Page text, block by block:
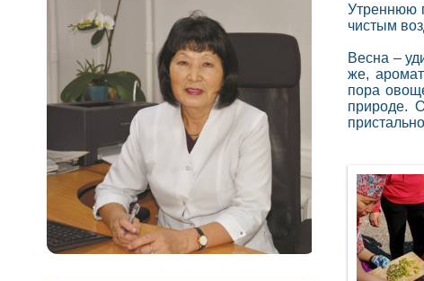
Утреннюю
чистым
Весна –
же,
пора
природе.